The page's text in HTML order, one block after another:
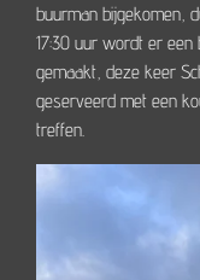
buurman bijgekomen,
17:30 uur wordt er een
gemaakt, deze keer
geserveerd met een
treffen.